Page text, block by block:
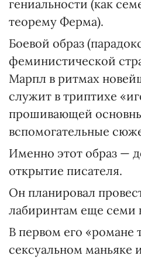
гениальности (как
теорему Ферма).
Боевой образ
феминистической
Марпл в ритмах
служит в триптихе
прошивающей
вспомогательные
Именно этот образ —
открытие писателя.
Он планировал
лабиринтам еще семи
В первом его «романе
сексуальном маньяке